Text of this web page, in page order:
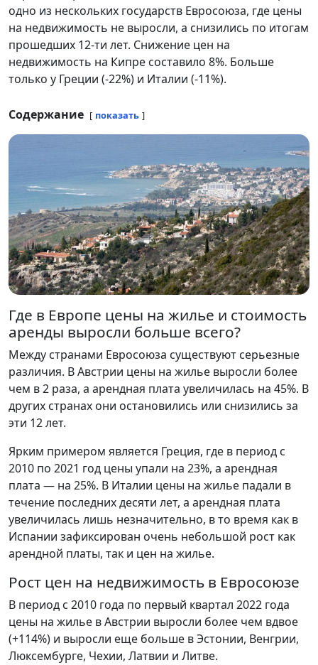
одно из нескольких государств Евросоюза, где цены
на недвижимость не выросли, а снизились по итогам
прошедших 12-ти лет. Снижение цен на
недвижимость на Кипре составило 8%. Больше
только у Греции (-22%) и Италии (-11%).
Содержание показать
Где в Европе цены на жилье и стоимость
аренды выросли больше всего?
Между странами Евросоюза существуют серьезные
различия. В Австрии цены на жилье выросли более
чем в 2 раза, а арендная плата увеличилась на 45%. В
других странах они остановились или снизились за
эти 12 лет.
Ярким примером является Греция, где в период с
2010 по 2021 год цены упали на 23%, а арендная
плата — на 25%. В Италии цены на жилье падали в
течение последних десяти лет, а арендная плата
увеличилась лишь незначительно, в то время как в
Испании зафиксирован очень небольшой рост как
арендной платы, так и цен на жилье.
Рост цен на недвижимость в Евросоюзе
В период с 2010 года по первый квартал 2022 года
цены на жилье в Австрии выросли более чем вдвое
(+114%) и выросли еще больше в Эстонии, Венгрии,
Люксембурге, Чехии, Латвии и Литве.